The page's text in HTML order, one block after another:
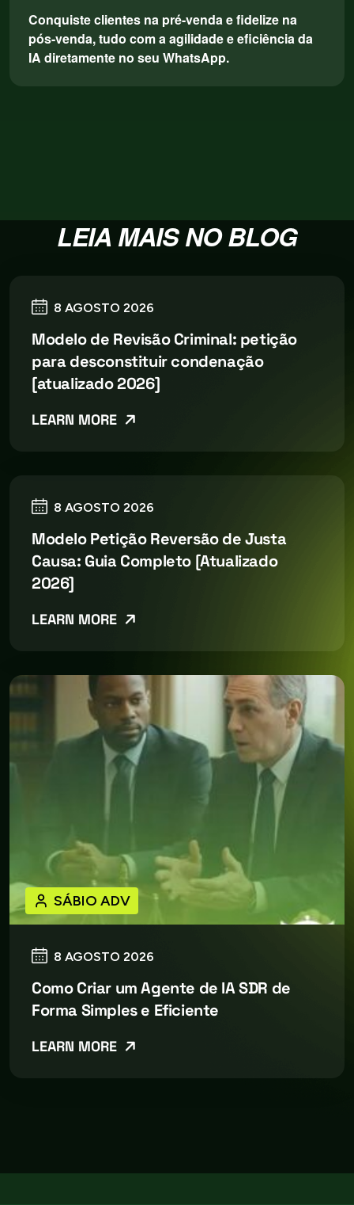
Conquiste clientes na pré-venda e fidelize na
pós-venda, tudo com a agilidade e eficiência da
IA diretamente no seu WhatsApp.
LEIA MAIS NO BLOG
8 AGOSTO 2026
Modelo de Revisão Criminal: petição
para desconstituir condenação
[atualizado 2026]
LEARN MORE
8 AGOSTO 2026
Modelo Petição Reversão de Justa
Causa: Guia Completo [Atualizado
2026]
LEARN MORE
8 AGOSTO 2026
SÁBIO ADV
Como Criar um Agente de IA SDR de
Forma Simples e Eficiente
LEARN MORE